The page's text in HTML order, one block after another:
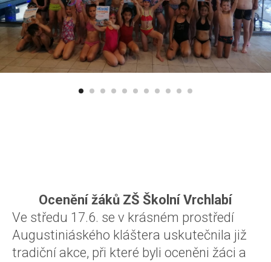
Ocenění žáků ZŠ Školní Vrchlabí
Ve středu 17.6. se v krásném prostředí
Augustiniáského kláštera uskutečnila již
tradiční akce, při které byli oceněni žáci a